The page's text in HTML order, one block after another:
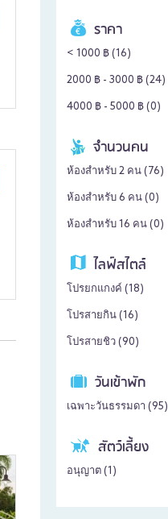
ราคา
< 1000 ฿ (16)
2000 ฿ - 3000 ฿ (24)
4000 ฿ - 5000 ฿ (0)
จำนวนคน
ห้องสำหรับ 2 คน ( 76)
ห้องสำหรับ 6 คน (0)
ห้องสำหรับ 16 คน (0)
ไลฟ์สไตล์
โปรยกแกงค์ (18)
โปรสายกิน (16)
โปรสายชิว ( 90)
วันเข้าพัก
เฉพาะวันธรรมดา ( 95)
สัตว์เลี้ยง
อนุญาต (1 )